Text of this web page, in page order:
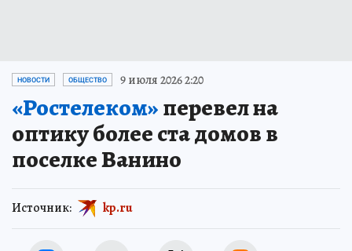
НОВОСТИ ОБЩЕСТВО 9 июля 2026 2:20
«Ростелеком»перевел на
оптику более ста домов в
поселке Ванино
Источник: kp.ru